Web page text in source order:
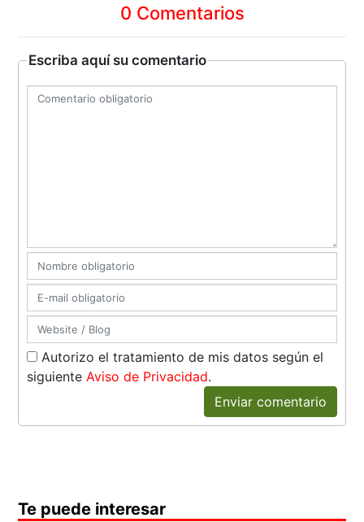
0 Comentarios
Escriba aquí su comentario
Autorizo el tratamiento de mis datos según el
siguienteAviso de Privacidad.
Enviar comentario
Te puede interesar